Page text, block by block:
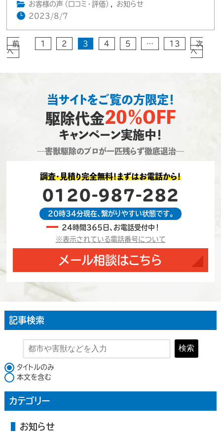
お客様の声（口コミ・評価） ,
お知らせ
2023/8/7
前
へ
1 2 3 4 5 … 13
次
へ
当サイトをご覧の方限定！
駆除代金20％OFF
キャンペーン実施中！
―害獣駆除のプロが一匹残らず徹底退治―
調査・見積り完全無料！まずはお電話から！
0120-987-282
20時34分現在、繋がりやすい状態です。
24時間365日、お電話受付中！
※表示されている電話番号について
メール相談はこちら
記事検索
検索
検索対象
タイトルのみ
本文を含む
カテゴリー
お知らせ